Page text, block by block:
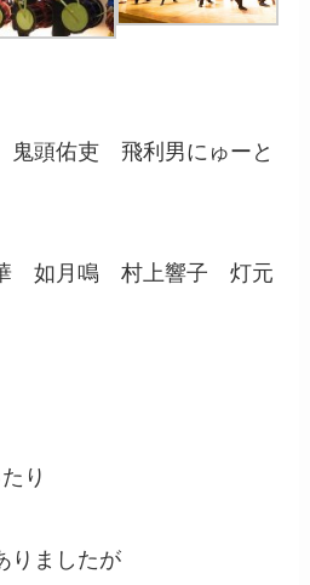
頭佑吏 飛利男にゅーと
如月鳴 村上響子 灯元
り
りましたが